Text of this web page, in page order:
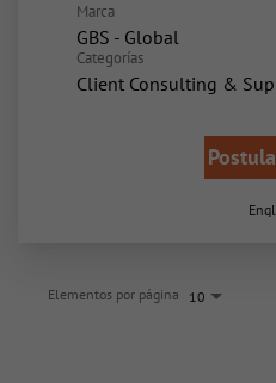
Marca
GBS - Global
Categorías
Client Consulting &
Elementos por página 10